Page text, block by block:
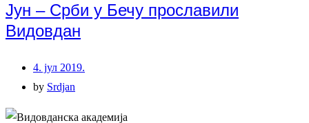
Јун – Срби у Бечу прославили
Видовдан
4. јул 2019.
by Srdjan